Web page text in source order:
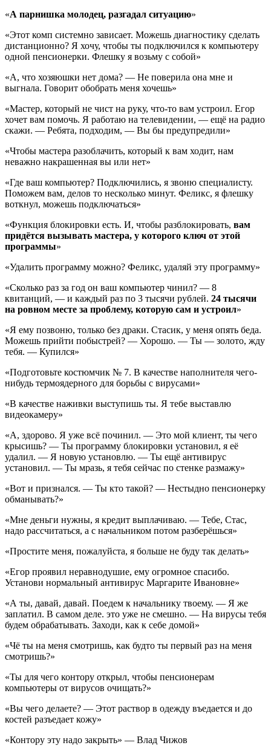
«А парнишка молодец, разгадал ситуацию»
«Этот комп системно зависает. Можешь диагностику сделать
дистанционно? Я хочу, чтобы ты подключился к компьютеру
одной пенсионерки. Флешку я возьму с собой»
«А, что хозяюшки нет дома? — Не поверила она мне и
выгнала. Говорит обобрать меня хочешь»
«Мастер, который не чист на руку, что-то вам устроил. Егор
хочет вам помочь. Я работаю на телевидении, — ещё на радио
скажи. — Ребята, подходим, — Вы бы предупредили»
«Чтобы мастера разоблачить, который к вам ходит, нам
неважно накрашенная вы или нет»
«Где ваш компьютер? Подключились, я звоню специалисту.
Поможем вам, делов то несколько минут. Феликс, я флешку
воткнул, можешь подключаться»
«Функция блокировки есть. И, чтобы разблокировать, вам
придётся вызывать мастера, у которого ключ от этой
программы»
«Удалить программу можно? Феликс, удаляй эту программу»
«Сколько раз за год он ваш компьютер чинил? — 8
квитанций, — и каждый раз по 3 тысячи рублей. 24 тысячи
на ровном месте за проблему, которую сам и устроил»
«Я ему позвоню, только без драки. Стасик, у меня опять беда.
Можешь прийти побыстрей? — Хорошо. — Ты — золото, жду
тебя. — Купился»
«Подготовьте костюмчик № 7. В качестве наполнителя чего-
нибудь термоядерного для борьбы с вирусами»
«В качестве наживки выступишь ты. Я тебе выставлю
видеокамеру»
«А, здорово. Я уже всё починил. — Это мой клиент, ты чего
крысишь? — Ты программу блокировки установил, я её
удалил. — Я новую установлю. — Ты ещё антивирус
установил. — Ты мразь, я тебя сейчас по стенке размажу»
«Вот и признался. — Ты кто такой? — Нестыдно пенсионерку
обманывать?»
«Мне деньги нужны, я кредит выплачиваю. — Тебе, Стас,
надо рассчитаться, а с начальником потом разберёшься»
«Простите меня, пожалуйста, я больше не буду так делать»
«Егор проявил неравнодушие, ему огромное спасибо.
Установи нормальный антивирус Маргарите Ивановне»
«А ты, давай, давай. Поедем к начальнику твоему. — Я же
заплатил. В самом деле. это уже не смешно. — На вирусы тебя
будем обрабатывать. Заходи, как к себе домой»
«Чё ты на меня смотришь, как будто ты первый раз на меня
смотришь?»
«Ты для чего контору открыл, чтобы пенсионерам
компьютеры от вирусов очищать?»
«Вы чего делаете? — Этот раствор в одежду въедается и до
костей разъедает кожу»
«Контору эту надо закрыть» — Влад Чижов